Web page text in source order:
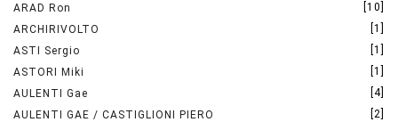
ARAD Ron
[10]
ARCHIRIVOLTO
[1]
ASTI Sergio
[1]
ASTORI Miki
[1]
AULENTI Gae
[4]
AULENTI GAE / CASTIGLIONI PIERO
[2]